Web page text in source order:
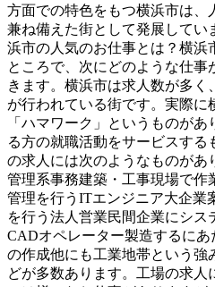
方面での特色をもつ横浜市は、
兼ね備えた街として発展してい
浜市の人気のお仕事とは？横浜
ところで、次にどのような仕
きます。横浜市は求人数が多
が行われている街です。実際に
「ハマワーク」というものが
る方の就職活動をサービスす
の求人には次のようなものがあ
管理系事務建築・工事現場で作
管理を行うITエンジニア大企業
を行う法人営業民間企業にシス
CADオペレーター製造するに
の作成他にも工業地帯という強
どが多数あります。工場の求